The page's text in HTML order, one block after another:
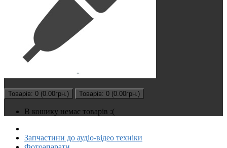
Товарів: 0 (0.00грн.) Товарів: 0 (0.00грн.)
В кошику немає товарів :(
Запчастини до аудіо-відео техніки